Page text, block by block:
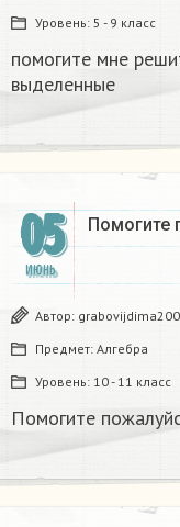
Уровень: 5 - 9 класс
помогите мне
выделенные
05
ИЮНЬ
Помогите
Автор:
Предмет: Алгебра
Уровень: 10 - 11 класс
Помогите